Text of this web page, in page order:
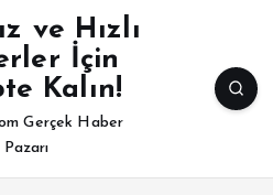
İçin
Kalın!
Gerçek Haber
Pazarı